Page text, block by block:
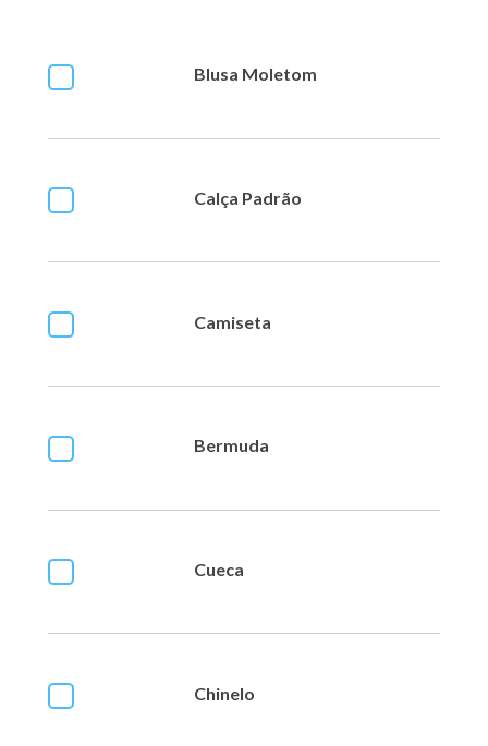
Blusa Moletom
Calça Padrão
Camiseta
Bermuda
Cueca
Chinelo